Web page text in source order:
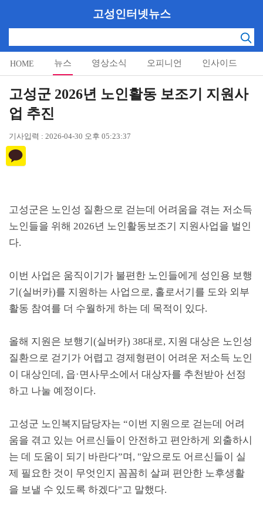
고성인터넷뉴스
HOME 뉴스 영상소식 오피니언 인사이드
알림마당
고성군 2026년 노인활동 보조기 지원사
업 추진
기사입력 : 2026-04-30 오후 05:23:37
고성군은 노인성 질환으로 걷는데 어려움을 겪는 저소득
노인들을 위해 2026년 노인활동보조기 지원사업을 벌인
다.
이번 사업은 움직이기가 불편한 노인들에게 성인용 보행
기(실버카)를 지원하는 사업으로, 홀로서기를 도와 외부
활동 참여를 더 수월하게 하는 데 목적이 있다.
올해 지원은 보행기(실버카) 38대로, 지원 대상은 노인성
질환으로 걷기가 어렵고 경제형편이 어려운 저소득 노인
이 대상인데 , 읍· 면사무소에서 대상자를 추천받아 선정
하고 나눌 예정이다.
고성군 노인복지담당자는 “이번 지원으로 걷는데 어려
움을 겪고 있는 어르신들이 안전하고 편안하게 외출하시
는 데 도움이 되기 바란다”며 , "앞으로도 어르신들이 실
제 필요한 것이 무엇인지 꼼꼼히 살펴 편안한 노후생활
을 보낼 수 있도록 하겠다"고 말했다.